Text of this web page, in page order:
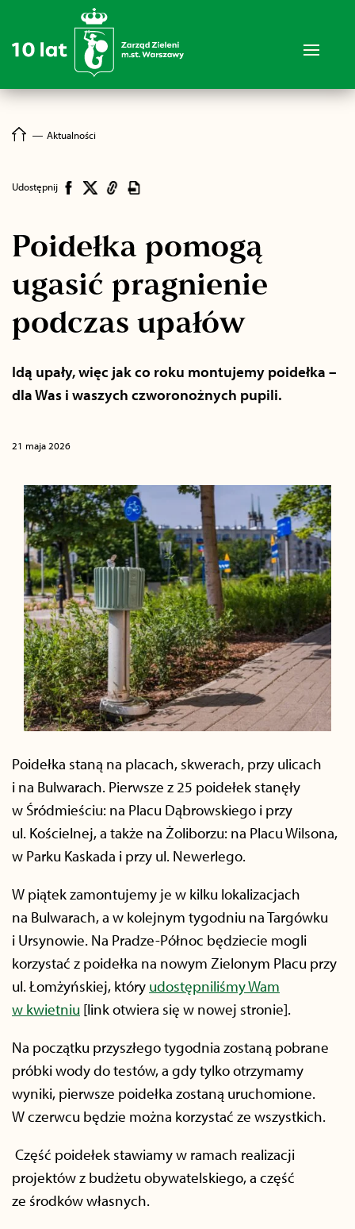
― Aktualności
Udostępnij
Poidełka pomogą
ugasić pragnienie
podczas upałów
Idą upały, więc jak co roku montujemy poidełka –
dla Was i waszych czworonożnych pupili.
21 maja 2026
Poidełka staną na placach, skwerach, przy ulicach
i na Bulwarach. Pierwsze z 25 poidełek stanęły
w Śródmieściu: na Placu Dąbrowskiego i przy
ul. Kościelnej, a także na Żoliborzu: na Placu Wilsona,
w Parku Kaskada i przy ul. Newerlego.
W piątek zamontujemy je w kilku lokalizacjach
na Bulwarach, a w kolejnym tygodniu na Targówku
i Ursynowie. Na Pradze-Północ będziecie mogli
korzystać z poidełka na nowym Zielonym Placu przy
ul. Łomżyńskiej, który udostępniliśmy Wam
w kwietniu [link otwiera się w nowej stronie].
Na początku przyszłego tygodnia zostaną pobrane
próbki wody do testów, a gdy tylko otrzymamy
wyniki, pierwsze poidełka zostaną uruchomione.
W czerwcu będzie można korzystać ze wszystkich.
Część poidełek stawiamy w ramach realizacji
projektów z budżetu obywatelskiego, a część
ze środków własnych.